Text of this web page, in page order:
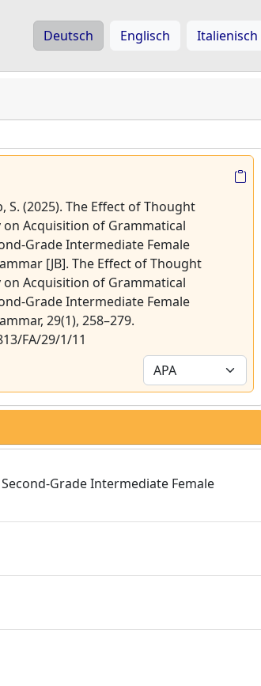
Deutsch Englisch Italienisch
S. (2025). The Effect of Thought
Acquisition of Grammatical
Grade Intermediate Female
[JB]. The Effect of Thought
Acquisition of Grammatical
Grade Intermediate Female
29(1), 258–279.
FA/29/1/11
Grade Intermediate Female